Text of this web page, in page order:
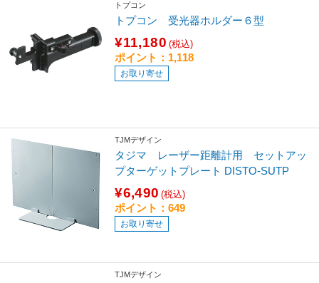
トプコン
トプコン 受光器ホルダー６型
¥11,180 (税込)
ポイント：1,118
お取り寄せ
TJMデザイン
タジマ レーザー距離計用 セットアッ
プターゲットプレート DISTO-SUTP
¥6,490 (税込)
ポイント：649
お取り寄せ
TJMデザイン